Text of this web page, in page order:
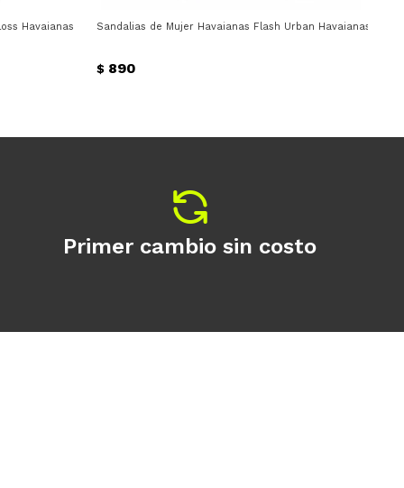
Havaianas - NegroSandalias de Mujer Havaianas Flash Urban Havaianas -
$ 890
Primer cambio sin costo